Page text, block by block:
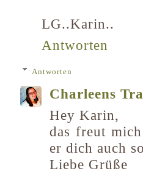
LG..Karin..
Antworten
Antworten
Charleens
Hey Karin,
das freut
er dich auch
Liebe Grüße